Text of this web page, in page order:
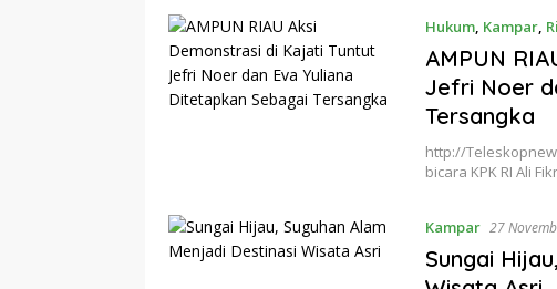
Hukum, Kampar,
AMPUN
Jefri Noer
Tersangka
http://
bicara KPK RI Ali
Kampar 27
Sungai